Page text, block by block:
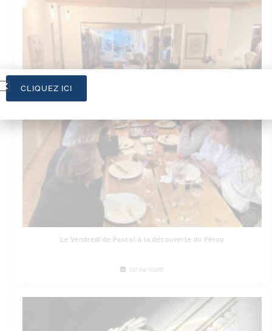
Le Vendredi de Pascal à la découverte du Pérou
13/04/2026
CLIQUEZ ICI